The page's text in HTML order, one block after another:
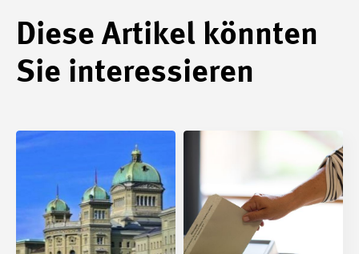
Diese Artikel könnten
Sie interessieren